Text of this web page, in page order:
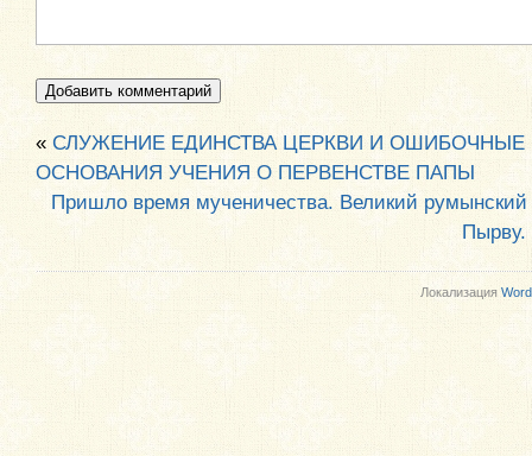
« СЛУЖЕНИЕ ЕДИНСТВА ЦЕРКВИ И ОШИБОЧНЫЕ
ОСНОВАНИЯ УЧЕНИЯ О ПЕРВЕНСТВЕ ПАПЫ
Пришло время мученичества. Великий румынский
Пырву.
Локализация